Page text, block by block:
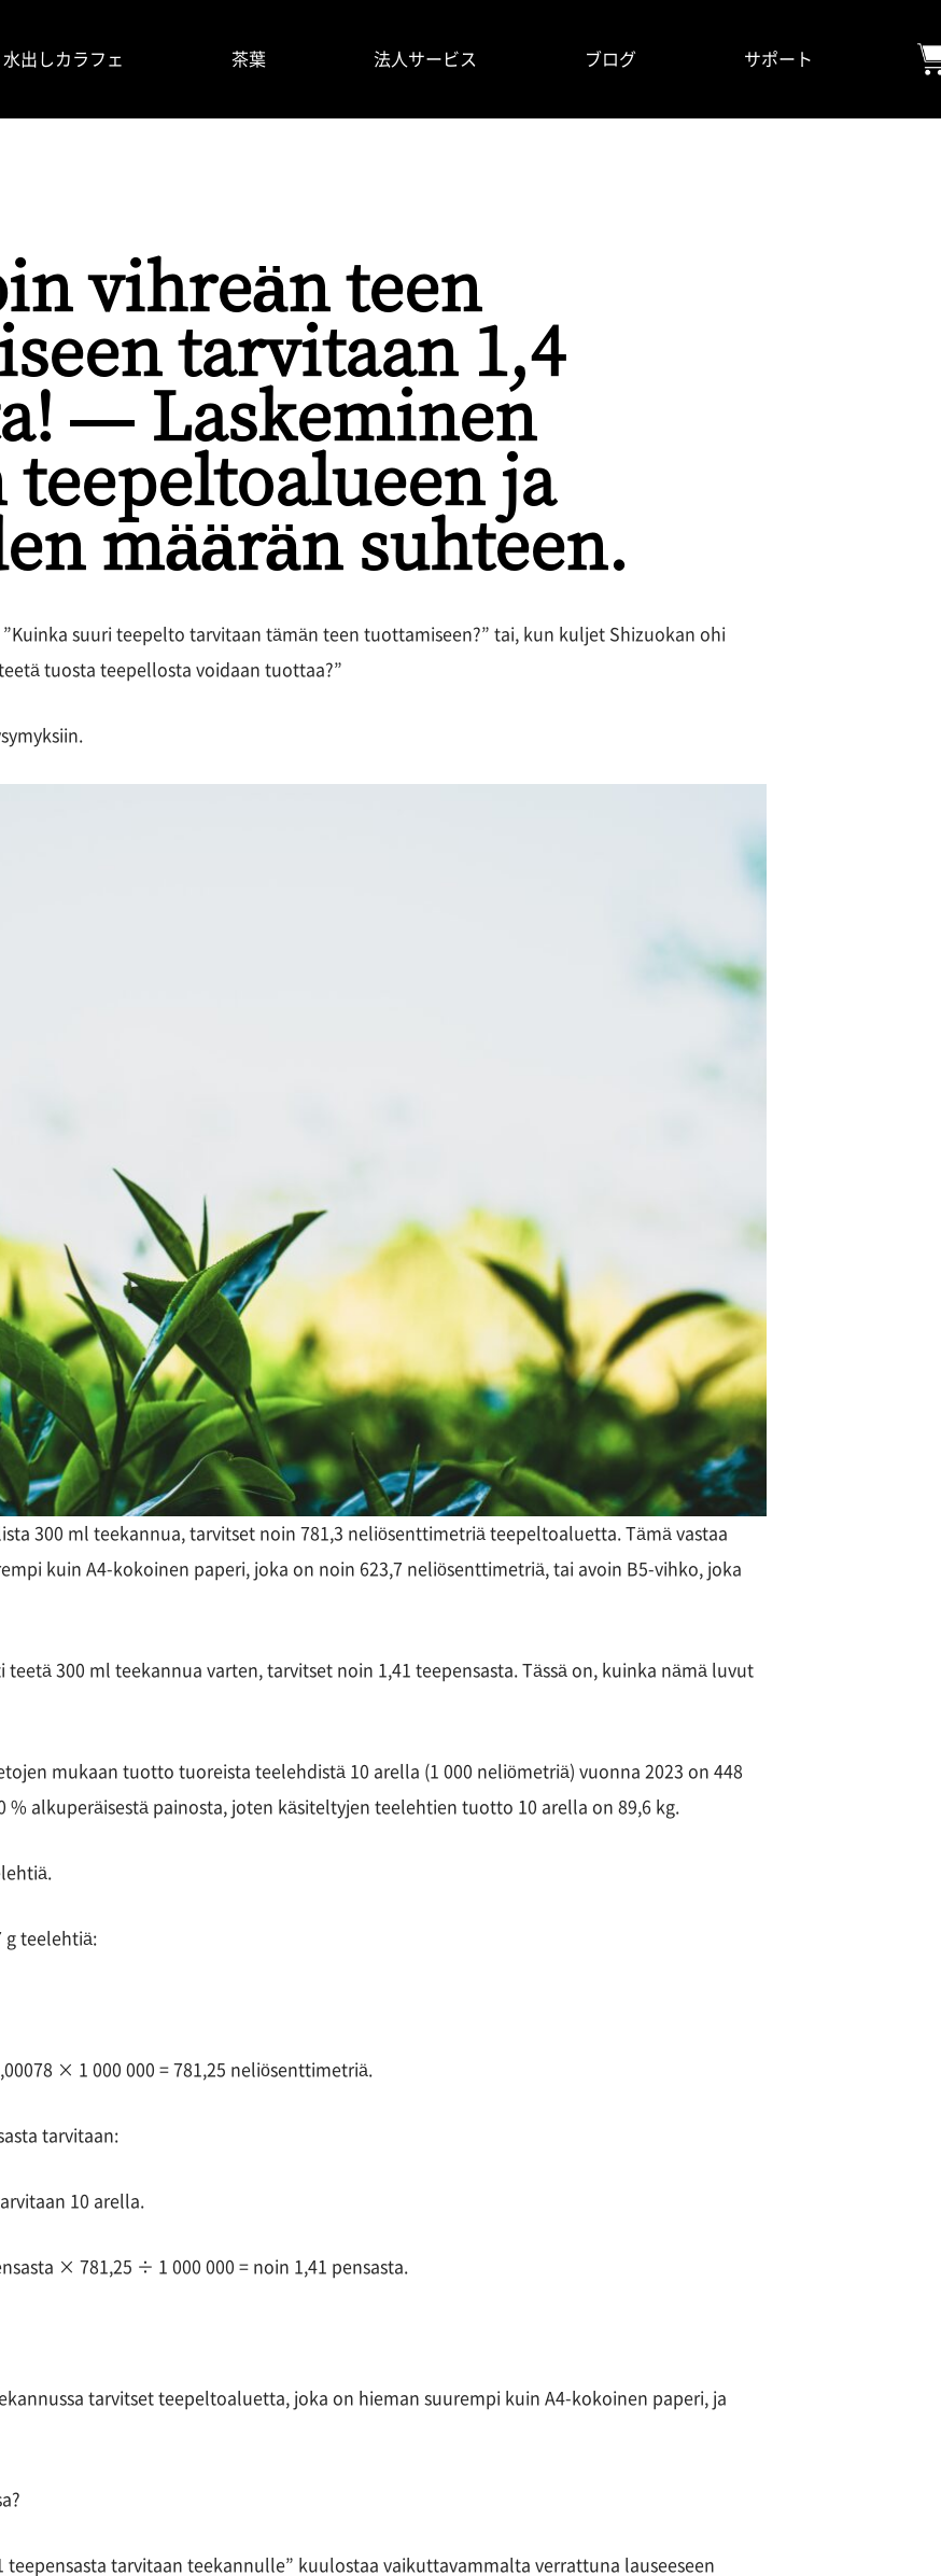
水出しカラフェ 茶葉 法人サービス ブログ サポート
vihreän teen
tarvitaan 1,4
— Laskeminen
ja
määrän suhteen.
suuri teepelto tarvitaan tämän teen tuottamiseen?” tai, kun kuljet Shizuokan ohi
tuosta teepellosta voidaan tuottaa?”
300 ml teekannua, tarvitset noin 781,3 neliösenttimetriä teepeltoaluetta. Tämä vastaa
kuin A4-kokoinen paperi, joka on noin 623,7 neliösenttimetriä, tai avoin B5-vihko, joka
300 ml teekannua varten, tarvitset noin 1,41 teepensasta. Tässä on, kuinka nämä luvut
mukaan tuotto tuoreista teelehdistä 10 arella (1 000 neliömetriä) vuonna 2023 on 448
% alkuperäisestä painosta, joten käsiteltyjen teelehtien tuotto 10 arella on 89,6 kg.
g teelehtiä:
× 1 000 000 = 781,25 neliösenttimetriä.
tarvitaan:
10 arella.
× 781,25 ÷ 1 000 000 = noin 1,41 pensasta.
tarvitset teepeltoaluetta, joka on hieman suurempi kuin A4-kokoinen paperi, ja
teepensasta tarvitaan teekannulle” kuulostaa vaikuttavammalta verrattuna lauseeseen